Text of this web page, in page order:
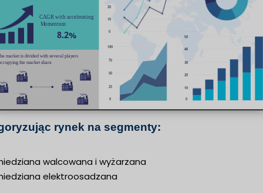
rynek na segmenty:
walcowana i wyżarzana
elektroosadzana